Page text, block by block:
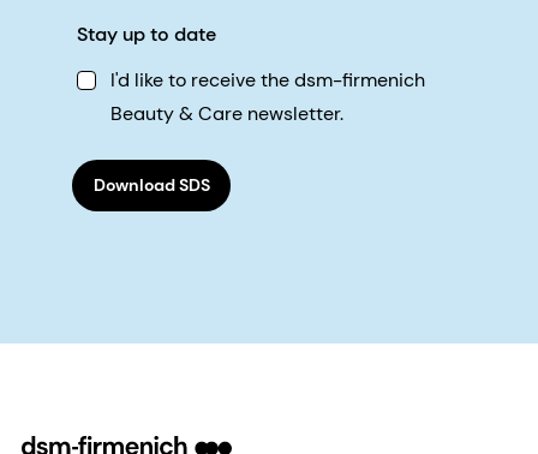
Stay up to date
I'd like to receive the dsm-firmenich
Beauty & Care newsletter.
Download SDS